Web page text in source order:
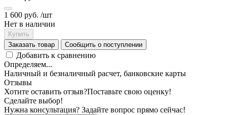
1 600 руб. /шт
Нет в наличии
Купить
Заказать товар
Сообщить о поступлении
Добавить к сравнению
Определяем...
Наличный и безналичный расчет, банковские карты
Отзывы
Хотите оставить отзыв?Поставьте свою оценку!
Сделайте выбор!
Нужна консультация? Задайте вопрос прямо сейчас!